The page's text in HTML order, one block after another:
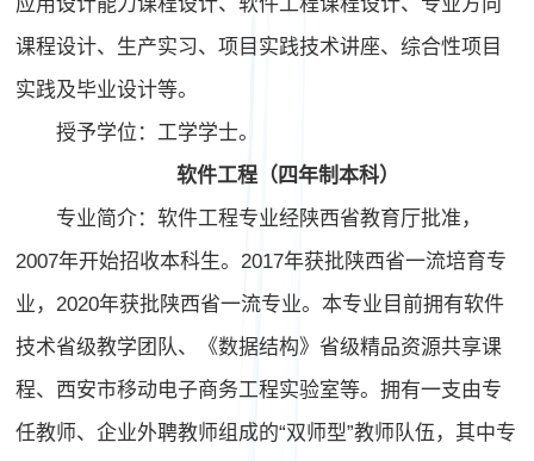
课程设计、生产实习、项目实践技术讲座、综合性项目
实践及毕业设计等。
授予学位：工学学士。
软件工程（四年制本科）
专业简介：软件工程专业经陕西省教育厅批准，
2007年开始招收本科生。2017年获批陕西省一流培育专
业，2020年获批陕西省一流专业。本专业目前拥有软件
技术省级教学团队、《数据结构》省级精品资源共享课
程、西安市移动电子商务工程实验室等。拥有一支由专
任教师、企业外聘教师组成的“双师型”教师队伍，其中专